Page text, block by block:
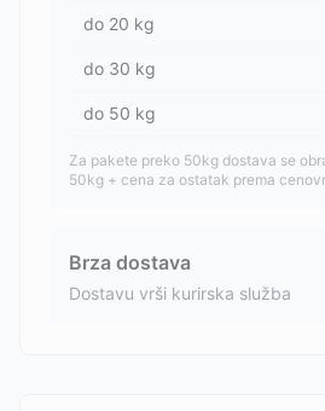
do 20 kg
do 30 kg
do 50 kg
Za pakete preko 50kg dostava se
50kg + cena za ostatak prema
Brza dostava
Dostavu vrši kurirska služba